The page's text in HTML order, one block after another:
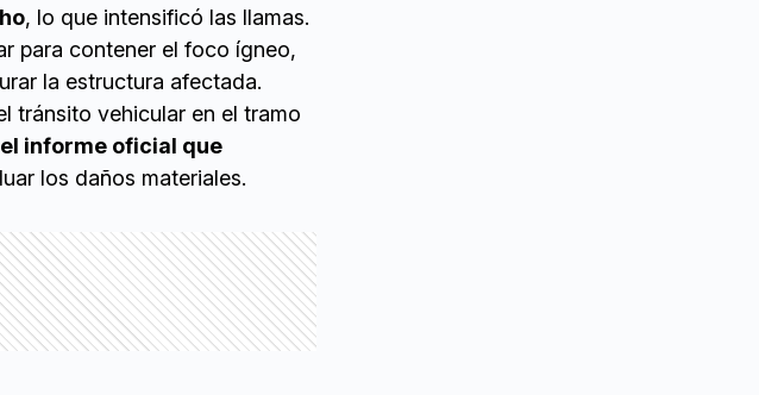
, lo que intensificó las llamas.
para contener el foco ígneo,
la estructura afectada.
tránsito vehicular en el tramo
informe oficial que
los daños materiales.